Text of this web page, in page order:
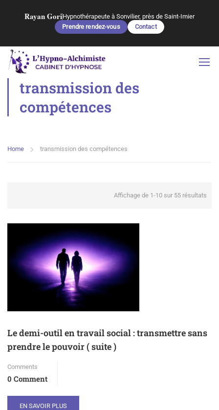
Rayan GoriHypnothérapeute à Sonvilier, près de Saint-Imier
Prendre rendez-vous
Contact
transmission des
compétences
Home transmission des compétences
Affichage de 1-10 sur 55 résultats
Le demi-outil en travail social : transmettre sans
prendre le pouvoir ( suite )
Comments
0 Comment
EN SAVOIR PLUS